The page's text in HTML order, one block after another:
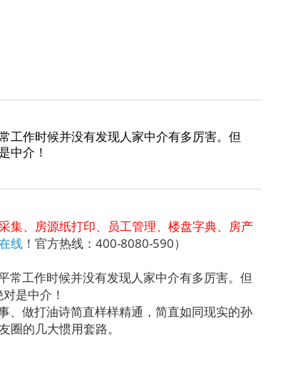
工作时候并没有发现人家中介有多厉害。但
中介！
集、房源纸打印、员工管理、楼盘字典、房产
线！官方热线：400-8080-590）
工作时候并没有发现人家中介有多厉害。但
是中介！
做打油诗简直样样精通，简直如同现实的孙
的几大惯用套路。